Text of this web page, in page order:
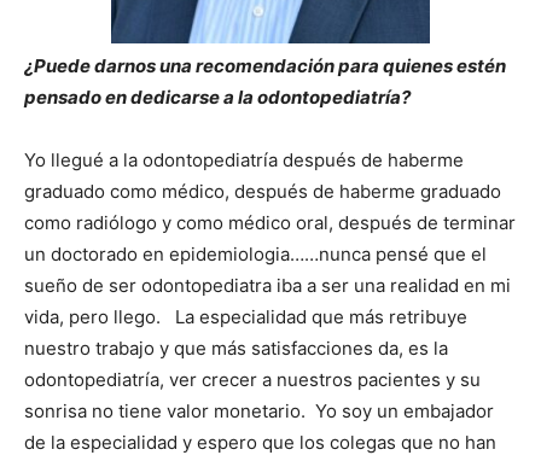
¿Puede darnos una recomendación para quienes estén
pensado en dedicarse a la odontopediatría?
Yo llegué a la odontopediatría después de haberme
graduado como médico, después de haberme graduado
como radiólogo y como médico oral, después de terminar
un doctorado en epidemiologia……nunca pensé que el
sueño de ser odontopediatra iba a ser una realidad en mi
vida, pero llego. La especialidad que más retribuye
nuestro trabajo y que más satisfacciones da, es la
odontopediatría, ver crecer a nuestros pacientes y su
sonrisa no tiene valor monetario. Yo soy un embajador
de la especialidad y espero que los colegas que no han